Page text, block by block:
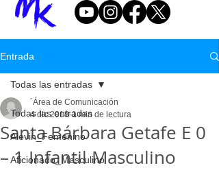
Entrada
Todas las entradas
Alevin_Femenino
Aficionado_Masculino
Todas las entradas
Santa Bárbara Getafe E 0
– 1 Infantil Masculino
´Área de Comunicación
4 dic 2018 1 min de lectura